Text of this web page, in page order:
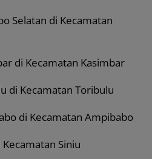
Selatan di Kecamatan
di Kecamatan Kasimbar
di Kecamatan Toribulu
di Kecamatan Ampibabo
Siniu